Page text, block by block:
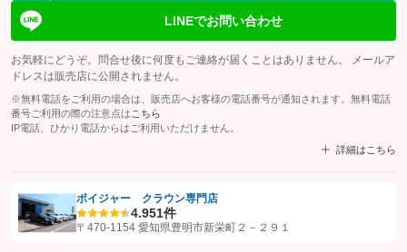
LINEでお問い合わせ
お気軽にどうぞ。問合せ後に何度もご連絡が届くことはありません。 メールア
ドレスは販売店に公開されません。
※無料電話をご利用の場合は、販売店へお客様の電話番号が通知されます。無料電話
番号ご利用の際の注意点は こちら
IP電話、ひかり電話からはご利用いただけません。
詳細はこちら
【STEP1】認証画面でグーネットを友だち追加してから「許可する」ボタンを押
ボイジャー クラウン専門店
4.951件
〒470-1154 愛知県豊明市新栄町２－２９１